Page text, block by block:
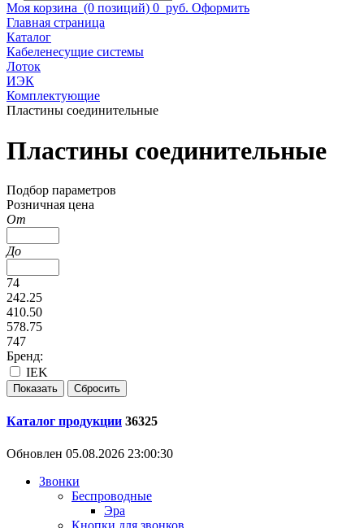
Моя корзина (0 позиций) 0 руб. Оформить
Главная страница
Каталог
Кабеленесущие системы
Лоток
ИЭК
Комплектующие
Пластины соединительные
Пластины соединительные
Подбор параметров
Розничная цена
От
До
74
242.25
410.50
578.75
747
Бренд:
IEK
Каталог продукции 36325
Обновлен 05.08.2026 23:00:30
Звонки
Беспроводные
Эра
Кнопки для звонков